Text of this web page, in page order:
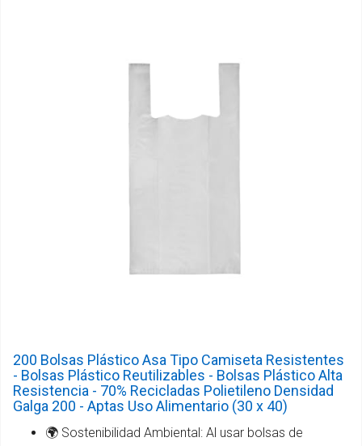
200 Bolsas Plástico Asa Tipo Camiseta Resistentes
- Bolsas Plástico Reutilizables - Bolsas Plástico Alta
Resistencia - 70% Recicladas Polietileno Densidad
Galga 200 - Aptas Uso Alimentario (30 x 40)
🌍 Sostenibilidad Ambiental: Al usar bolsas de